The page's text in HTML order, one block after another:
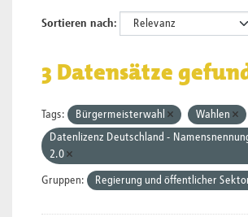
Sortieren nach
3 Datensätze
Tags: Bürgermeisterwahl Wahlen
Datenlizenz Deutschland -
2.0
Gruppen: Regierung und öffentlicher